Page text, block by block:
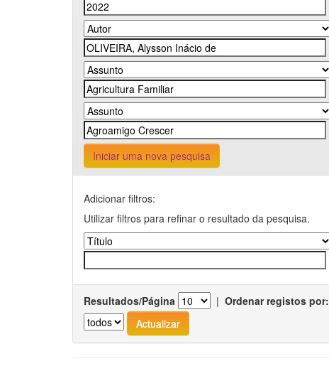
Iniciar uma nova pesquisa
Adicionar filtros:
Utilizar filtros para refinar o resultado da pesquisa.
Resultados/Página | Ordenar registos por: